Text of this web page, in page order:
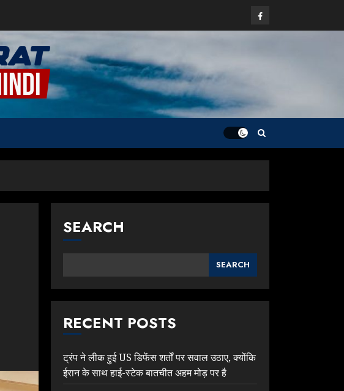
Facebook
SEARCH
SEARCH
RECENT POSTS
ट्रंप ने लीक हुई US डिफेंस शर्तों पर सवाल उठाए, क्योंकि
ईरान के साथ हाई-स्टेक बातचीत अहम मोड़ पर है